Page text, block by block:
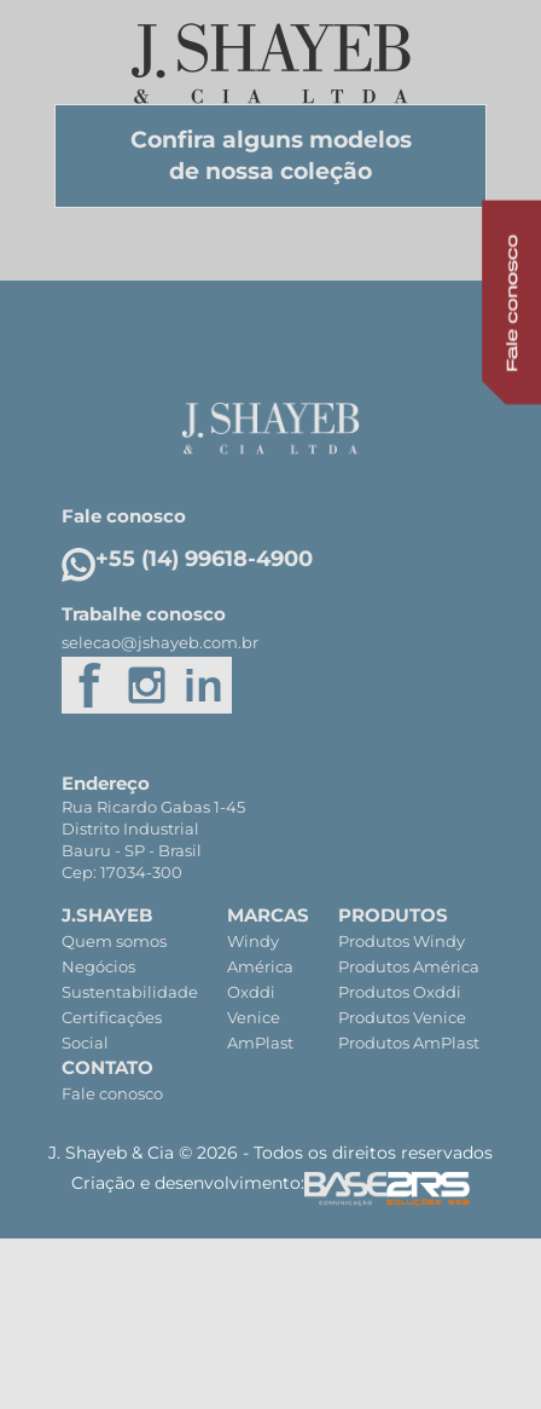
Confira alguns modelos
de nossa coleção
Fale conosco
+55 (14) 99618-4900
Trabalhe conosco
selecao@jshayeb.com.br
Endereço
Rua Ricardo Gabas 1-45
Distrito Industrial
Bauru - SP - Brasil
Cep: 17034-300
J.SHAYEB
Quem somos
Negócios
Sustentabilidade
Certificações
Social
MARCAS
Windy
América
Oxddi
Venice
AmPlast
PRODUTOS
Produtos Windy
Produtos América
Produtos Oxddi
Produtos Venice
Produtos AmPlast
CONTATO
Fale conosco
J. Shayeb & Cia © 2026 - Todos os direitos reservados
Criação e desenvolvimento: